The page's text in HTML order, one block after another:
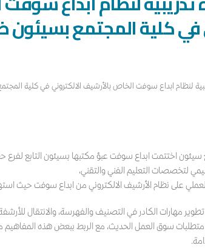
في كلية المجتمع
لنظام ابداع سوفت الخاص بالأرشيف الالكتروني في كلية
اختتمت ابداع سوفت عبؤ مكتبها بسيئون التابع لفرع
لتخصصات التعليم الفني والتقني،
الأرشيف الالكتروني من ابداع سوفت حيث استهدفت الدورة 15 موظفاً من الكادر
مهارات الكادر في التصنيف والفهرسة، والانتقال
متطلبات سوق العمل الحديث، مع الربط ببعض هذه